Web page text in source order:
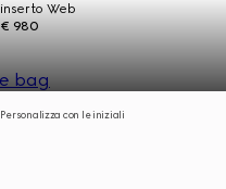
inserto Web
€ 980
Personalizza con le iniziali